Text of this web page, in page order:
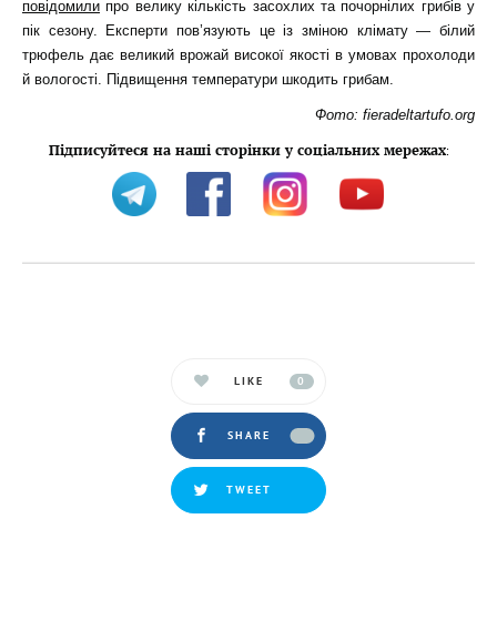
повідомили про велику кількість засохлих та почорнілих грибів у
пік сезону. Експерти пов’язують це із зміною клімату — білий
трюфель дає великий врожай високої якості в умовах прохолоди
й вологості. Підвищення температури шкодить грибам.
Фото: fieradeltartufo.org
Підписуйтеся на наші сторінки у соціальних мережах:
LIKE 0
SHARE
TWEET